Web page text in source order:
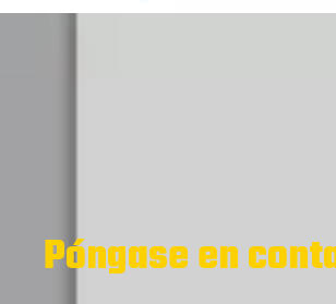
Póngase en